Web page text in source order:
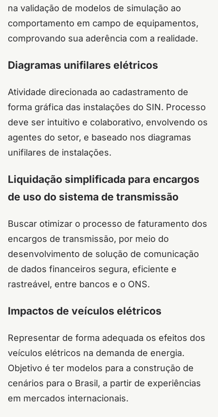
na validação de modelos de simulação ao
comportamento em campo de equipamentos,
comprovando sua aderência com a realidade.
Diagramas unifilares elétricos
Atividade direcionada ao cadastramento de
forma gráfica das instalações do SIN. Processo
deve ser intuitivo e colaborativo, envolvendo os
agentes do setor, e baseado nos diagramas
unifilares de instalações.
Liquidação simplificada para encargos
de uso do sistema de transmissão
Buscar otimizar o processo de faturamento dos
encargos de transmissão, por meio do
desenvolvimento de solução de comunicação
de dados financeiros segura, eficiente e
rastreável, entre bancos e o ONS.
Impactos de veículos elétricos
Representar de forma adequada os efeitos dos
veículos elétricos na demanda de energia.
Objetivo é ter modelos para a construção de
cenários para o Brasil, a partir de experiências
em mercados internacionais.